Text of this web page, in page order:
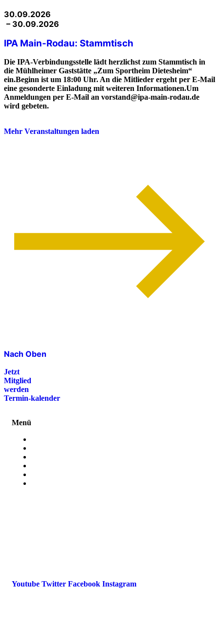
30.09.2026
– 30.09.2026
IPA Main-Rodau: Stammtisch
Die IPA-Verbindungsstelle lädt herzlichst zum Stammtisch in
die Mühlheimer Gaststätte „Zum Sportheim Dietesheim“
ein.Beginn ist um 18:00 Uhr. An die Mitlieder ergeht per E-Mail
eine gesonderte Einladung mit weiteren Informationen.Um
Anmeldungen per E-Mail an vorstand@ipa-main-rodau.de
wird gebeten.
Mehr Veranstaltungen laden
Nach Oben
Jetzt
Mitglied
werden
Termin-kalender
Menü
Youtube Twitter Facebook Instagram